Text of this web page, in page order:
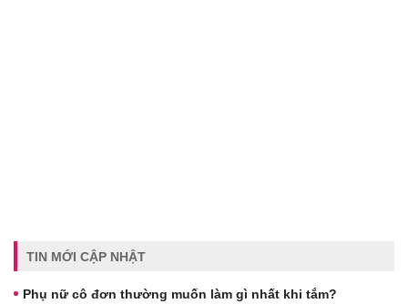
TIN MỚI CẬP NHẬT
Phụ nữ cô đơn thường muốn làm gì nhất khi tắm?